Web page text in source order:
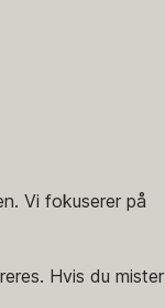
Vi fokuserer på
Hvis du mister